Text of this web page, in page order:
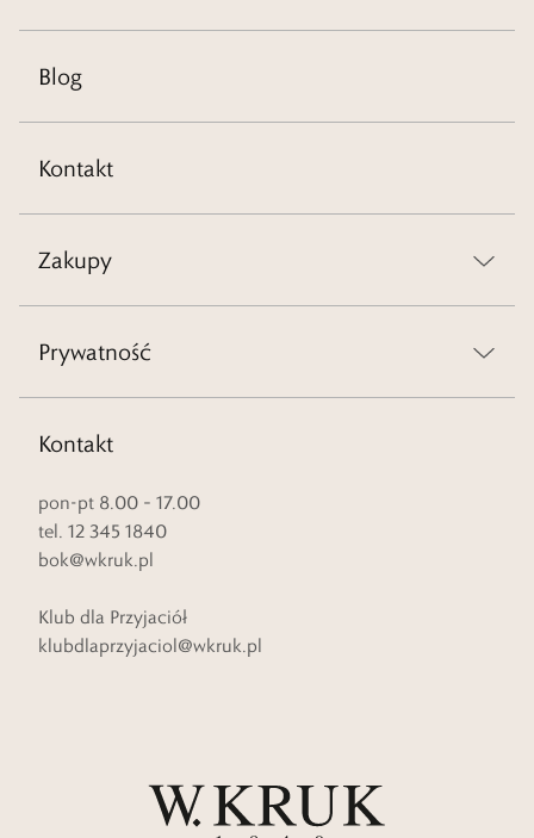
Blog
Kontakt
Zakupy
Prywatność
Kontakt
pon-pt 8.00 – 17.00
tel. 12 345 1840
bok@wkruk.pl
Klub dla Przyjaciół
klubdlaprzyjaciol@wkruk.pl